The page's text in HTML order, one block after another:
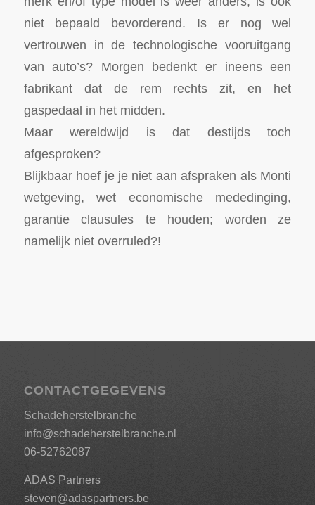
niet bepaald bevorderend. Is er nog wel
vertrouwen in de technologische vooruitgang
van auto’s? Morgen bedenkt er ineens een
fabrikant dat de rem rechts zit, en het
gaspedaal in het midden.
Maar wereldwijd is dat destijds toch
afgesproken?
Blijkbaar hoef je je niet aan afspraken als Monti
wetgeving, wet economische mededinging,
garantie clausules te houden; worden ze
namelijk niet overruled?!
CONTACTGEGEVENS
Schadeherstelbranche
info@schadeherstelbranche.nl
06-52762087
ADAS Partners
steven@adaspartners.be